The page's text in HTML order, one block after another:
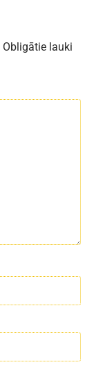
Obligātie lauki